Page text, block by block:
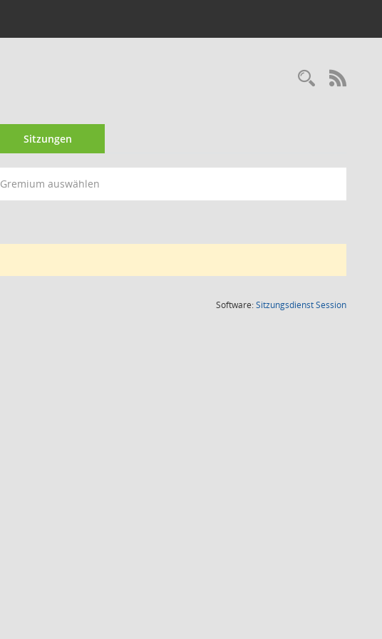
Sitzungen
Gremium auswählen
Software:SitzungsdienstSession(Wird in